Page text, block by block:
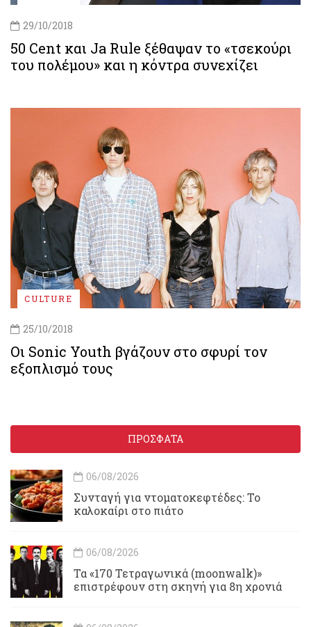
29/10/2018
50 Cent και Ja Rule ξέθαψαν το «τσεκούρι
του πολέμου» και η κόντρα συνεχίζει
CULTURE
25/10/2018
Οι Sonic Youth βγάζουν στο σφυρί τον
εξοπλισμό τους
ΠΡΟΣΦΑΤΑ
06/08/2026
Συνταγή για ντοματοκεφτέδες: Το
καλοκαίρι στο πιάτο
06/08/2026
Τα «170 Τετραγωνικά (moonwalk)»
επιστρέφουν στη σκηνή για 8η χρονιά